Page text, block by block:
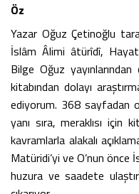
Öz
Yazar Oğuz Çetinoğlu
İslâm Âlimi âtürîdî,
Bilge Oğuz
kitabından dolayı
ediyorum. 368 sayfadan
yanı sıra, meraklısı için
kavramlarla alakalı
Matüridi’yi ve O’nun önce
huzura ve saadete